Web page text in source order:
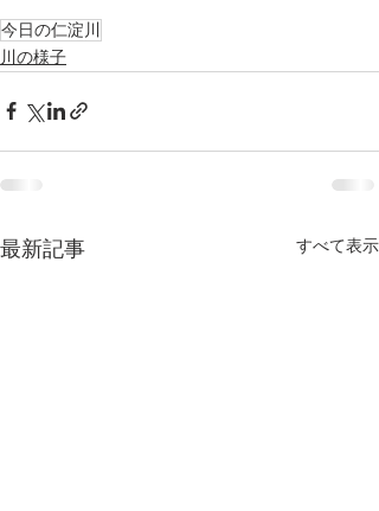
今日の仁淀川
川の様子
最新記事 すべて表示